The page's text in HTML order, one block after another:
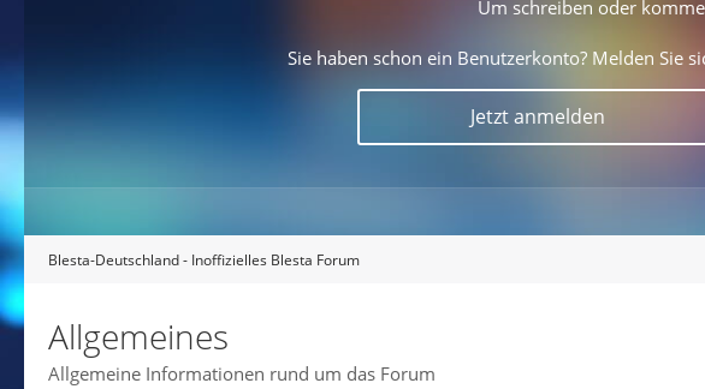
Um schreiben oder
Sie haben schon ein Benutzerkonto? Melden Sie
Jetzt anmelden
Blesta-Deutschland - Inoffizielles Blesta Forum
Allgemeines
Allgemeine Informationen rund um das Forum